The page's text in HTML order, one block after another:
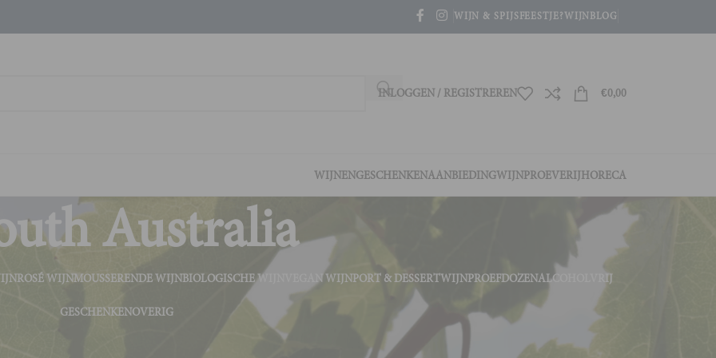
WIJN & SPIJS FEESTJE?WIJNBLOG
INLOGGEN / REGISTREREN €0,00
WIJNENGESCHENKENAANBIEDINGWIJNPROEVERIJHORECA
Australia
ROSÉ WIJNMOUSSERENDE WIJNBIOLOGISCHE WIJN VEGAN WIJNPORT & DESSERTWIJNPROEFDOZENALCOHOLVRIJ
GESCHENKENOVERIG
Tonen